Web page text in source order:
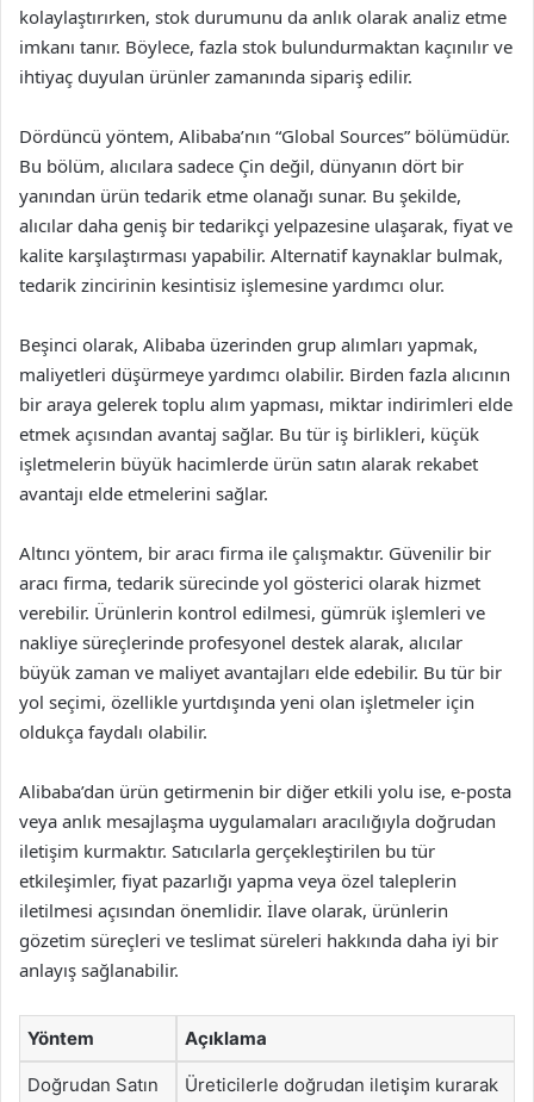
kolaylaştırırken, stok durumunu da anlık olarak analiz etme
imkanı tanır. Böylece, fazla stok bulundurmaktan kaçınılır ve
ihtiyaç duyulan ürünler zamanında sipariş edilir.
Dördüncü yöntem, Alibaba’nın “Global Sources” bölümüdür.
Bu bölüm, alıcılara sadece Çin değil, dünyanın dört bir
yanından ürün tedarik etme olanağı sunar. Bu şekilde,
alıcılar daha geniş bir tedarikçi yelpazesine ulaşarak, fiyat ve
kalite karşılaştırması yapabilir. Alternatif kaynaklar bulmak,
tedarik zincirinin kesintisiz işlemesine yardımcı olur.
Beşinci olarak, Alibaba üzerinden grup alımları yapmak,
maliyetleri düşürmeye yardımcı olabilir. Birden fazla alıcının
bir araya gelerek toplu alım yapması, miktar indirimleri elde
etmek açısından avantaj sağlar. Bu tür iş birlikleri, küçük
işletmelerin büyük hacimlerde ürün satın alarak rekabet
avantajı elde etmelerini sağlar.
Altıncı yöntem, bir aracı firma ile çalışmaktır. Güvenilir bir
aracı firma, tedarik sürecinde yol gösterici olarak hizmet
verebilir. Ürünlerin kontrol edilmesi, gümrük işlemleri ve
nakliye süreçlerinde profesyonel destek alarak, alıcılar
büyük zaman ve maliyet avantajları elde edebilir. Bu tür bir
yol seçimi, özellikle yurtdışında yeni olan işletmeler için
oldukça faydalı olabilir.
Alibaba’dan ürün getirmenin bir diğer etkili yolu ise, e-posta
veya anlık mesajlaşma uygulamaları aracılığıyla doğrudan
iletişim kurmaktır. Satıcılarla gerçekleştirilen bu tür
etkileşimler, fiyat pazarlığı yapma veya özel taleplerin
iletilmesi açısından önemlidir. İlave olarak, ürünlerin
gözetim süreçleri ve teslimat süreleri hakkında daha iyi bir
anlayış sağlanabilir.
Yöntem Açıklama
Doğrudan Satın
Üreticilerle doğrudan iletişim kurarak